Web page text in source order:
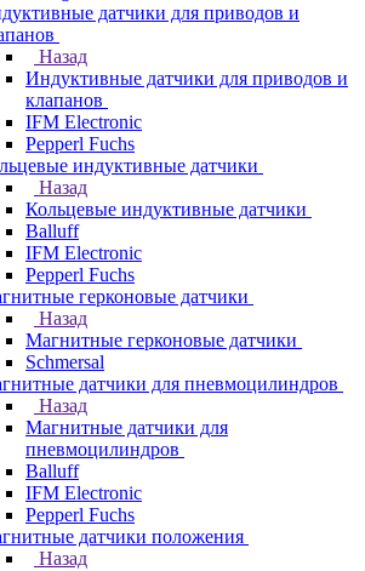
датчики для приводов и
Назад
Индуктивные датчики для приводов и
клапанов
IFM Electronic
Pepperl Fuchs
индуктивные датчики
Назад
Кольцевые индуктивные датчики
Balluff
IFM Electronic
Pepperl Fuchs
герконовые датчики
Назад
Магнитные герконовые датчики
Schmersal
датчики для пневмоцилиндров
Назад
Магнитные датчики для
пневмоцилиндров
Balluff
IFM Electronic
Pepperl Fuchs
датчики положения
Назад